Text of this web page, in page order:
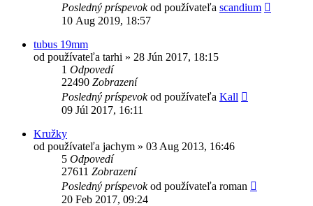
Posledný príspevokod používateľa scandium
10 Aug 2019, 18:57
tubus 19mm
od používateľa tarhi » 28 Jún 2017, 18:15
1 Odpovedí
22490 Zobrazení
Posledný príspevokod používateľa Kall
09 Júl 2017, 16:11
Kružky
od používateľa jachym » 03 Aug 2013, 16:46
5 Odpovedí
27611 Zobrazení
Posledný príspevokod používateľa roman
20 Feb 2017, 09:24